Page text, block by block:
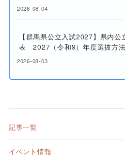
2026-08-04
【群馬県公立入試2027】県内
表 2027（令和9）年度選抜方
2026-08-03
記事一覧
イベント情報